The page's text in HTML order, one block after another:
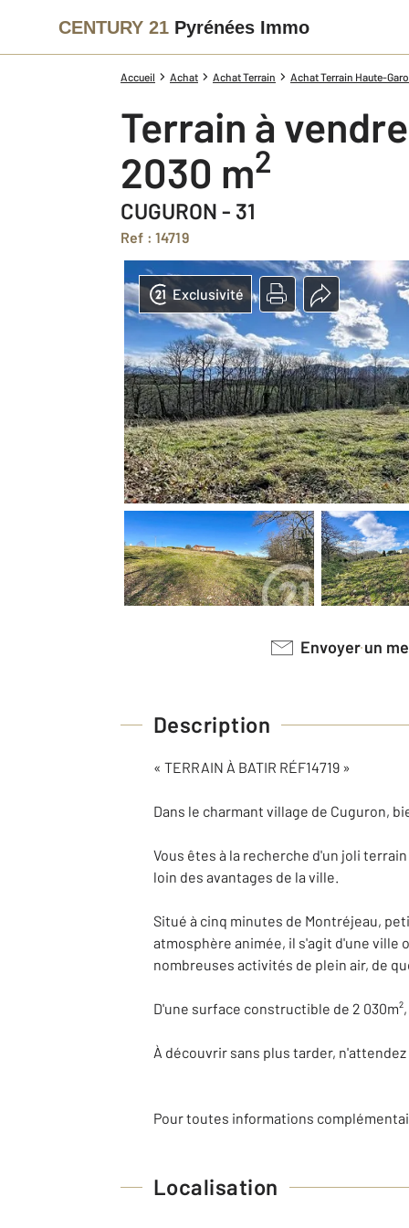
CENTURY 21 Pyrénées Immo
Accueil Achat Achat Terrain Achat Terrain Haute-
Terrain à vendre
2030 m2
CUGURON - 31
Ref : 14719
Exclusivité
Envoyer un
Description
« TERRAIN À BATIR RÉF14719 »
Dans le charmant village de Cuguron,
Vous êtes à la recherche d'un joli
loin des avantages de la ville.
Situé à cinq minutes de Montréjeau,
atmosphère animée, il s'agit d'une ville
nombreuses activités de plein air, de
D'une surface constructible de 2
À découvrir sans plus tarder,
Pour toutes informations
Localisation